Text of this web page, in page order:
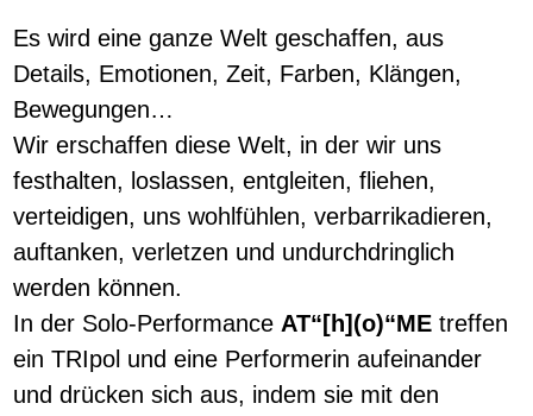
Es wird eine ganze Welt geschaffen, aus
Details, Emotionen, Zeit, Farben, Klängen,
Bewegungen…
Wir erschaffen diese Welt, in der wir uns
festhalten, loslassen, entgleiten, fliehen,
verteidigen, uns wohlfühlen, verbarrikadieren,
auftanken, verletzen und undurchdringlich
werden können.
In der Solo-Performance AT“[h](o)“ME treffen
ein TRIpol und eine Performerin aufeinander
und drücken sich aus, indem sie mit den